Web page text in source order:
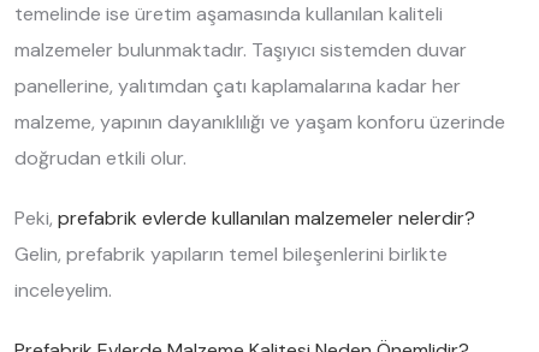
temelinde ise üretim aşamasında kullanılan kaliteli
malzemeler bulunmaktadır. Taşıyıcı sistemden duvar
panellerine, yalıtımdan çatı kaplamalarına kadar her
malzeme, yapının dayanıklılığı ve yaşam konforu üzerinde
doğrudan etkili olur.
Peki, prefabrik evlerde kullanılan malzemeler nelerdir?
Gelin, prefabrik yapıların temel bileşenlerini birlikte
inceleyelim.